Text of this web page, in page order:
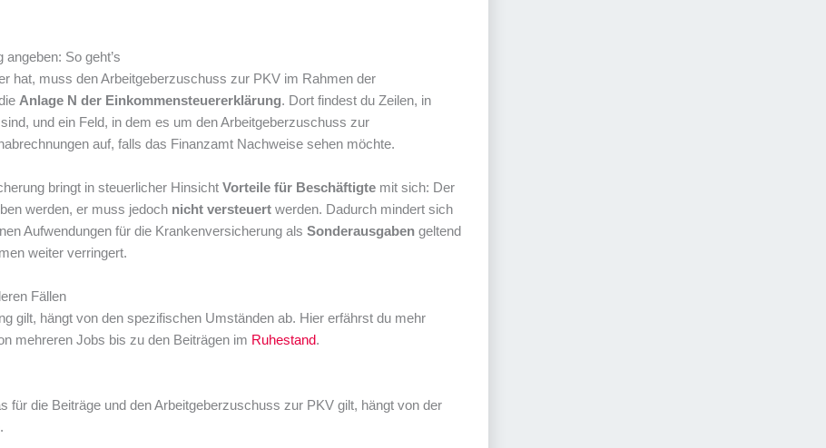
So geht’s
hat, muss den Arbeitgeberzuschuss zur PKV im Rahmen der
Anlage N der Einkommensteuererklärung. Dort findest du Zeilen, in
und ein Feld, in dem es um den Arbeitgeberzuschuss zur
auf, falls das Finanzamt Nachweise sehen möchte.
bringt in steuerlicher Hinsicht Vorteile für Beschäftigte mit sich: Der
werden, er muss jedoch nicht versteuert werden. Dadurch mindert sich
Aufwendungen für die Krankenversicherung als Sonderausgaben geltend
weiter verringert.
Fällen
gilt, hängt von den spezifischen Umständen ab. Hier erfährst du mehr
mehreren Jobs bis zu den Beiträgen im Ruhestand.
für die Beiträge und den Arbeitgeberzuschuss zur PKV gilt, hängt von der